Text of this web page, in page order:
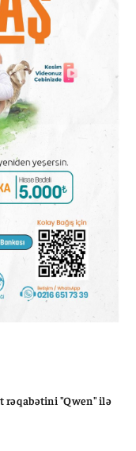
rəqabətini "Qwen" ilə